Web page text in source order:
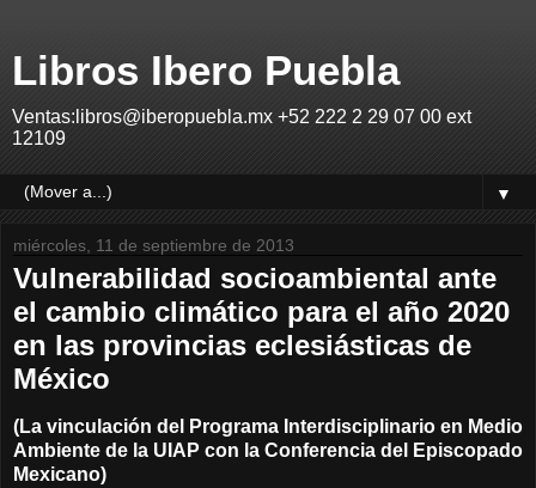
Libros Ibero Puebla
Ventas:libros@iberopuebla.mx +52 222 2 29 07 00 ext
12109
▼
miércoles, 11 de septiembre de 2013
Vulnerabilidad socioambiental ante
el cambio climático para el año 2020
en las provincias eclesiásticas de
México
(La vinculación del Programa Interdisciplinario en Medio
Ambiente de la UIAP con la Conferencia del Episcopado
Mexicano)